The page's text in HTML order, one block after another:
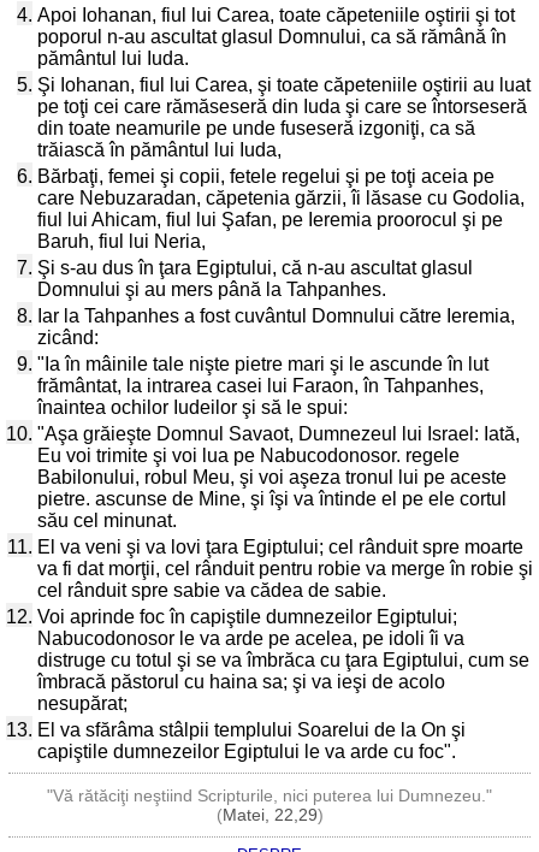
4. Apoi Iohanan, fiul lui Carea, toate căpeteniile oştirii şi tot
poporul n-au ascultat glasul Domnului, ca să rămână în
pământul lui Iuda.
5. Şi Iohanan, fiul lui Carea, şi toate căpeteniile oştirii au luat
pe toţi cei care rămăseseră din Iuda şi care se întorseseră
din toate neamurile pe unde fuseseră izgoniţi, ca să
trăiască în pământul lui Iuda,
6. Bărbaţi, femei şi copii, fetele regelui şi pe toţi aceia pe
care Nebuzaradan, căpetenia gărzii, îi lăsase cu Godolia,
fiul lui Ahicam, fiul lui Şafan, pe Ieremia proorocul şi pe
Baruh, fiul lui Neria,
7. Şi s-au dus în ţara Egiptului, că n-au ascultat glasul
Domnului şi au mers până la Tahpanhes.
8. Iar la Tahpanhes a fost cuvântul Domnului către Ieremia,
zicând:
9. "Ia în mâinile tale nişte pietre mari şi le ascunde în lut
frământat, la intrarea casei lui Faraon, în Tahpanhes,
înaintea ochilor Iudeilor şi să le spui:
10. "Aşa grăieşte Domnul Savaot, Dumnezeul lui Israel: Iată,
Eu voi trimite şi voi lua pe Nabucodonosor. regele
Babilonului, robul Meu, şi voi aşeza tronul lui pe aceste
pietre. ascunse de Mine, şi îşi va întinde el pe ele cortul
său cel minunat.
11. El va veni şi va lovi ţara Egiptului; cel rânduit spre moarte
va fi dat morţii, cel rânduit pentru robie va merge în robie şi
cel rânduit spre sabie va cădea de sabie.
12. Voi aprinde foc în capiştile dumnezeilor Egiptului;
Nabucodonosor le va arde pe acelea, pe idoli îi va
distruge cu totul şi se va îmbrăca cu ţara Egiptului, cum se
îmbracă păstorul cu haina sa; şi va ieşi de acolo
nesupărat;
13. El va sfărâma stâlpii templului Soarelui de la On şi
capiştile dumnezeilor Egiptului le va arde cu foc".
"Vă rătăciţi neştiind Scripturile, nici puterea lui Dumnezeu."
(Matei, 22,29)